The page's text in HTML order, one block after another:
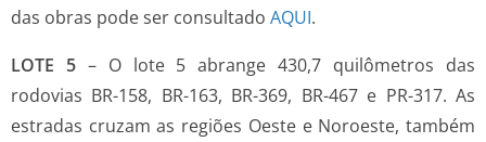
das obras pode ser consultado AQUI.
LOTE 5– O lote 5 abrange 430,7 quilômetros das
rodovias BR-158, BR-163, BR-369, BR-467 e PR-317. As
estradas cruzam as regiões Oeste e Noroeste, também